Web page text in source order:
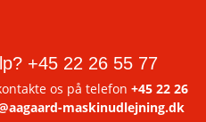
+45 22 26 55 77
os på telefon +45 22 26
maskinudlejning.dk